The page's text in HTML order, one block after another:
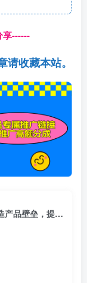
享------
收藏本站。
（9925期）独立站-垂直化选品训练营，打造产品壁垒，提升网站利润（3节直播课）